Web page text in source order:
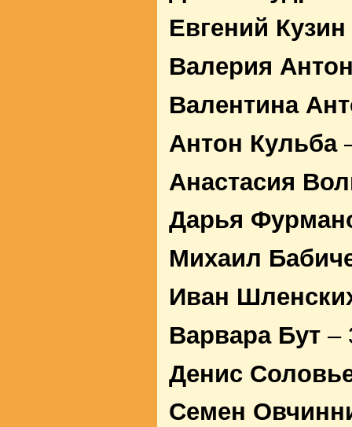
Евгений Кузин
Валерия
Валентина
Антон Кульба
Анастасия
Дарья
Михаил
Иван
Варвара Бут –
Денис
Семен